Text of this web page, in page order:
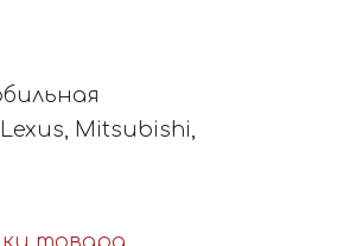
Lexus, Mitsubishi,